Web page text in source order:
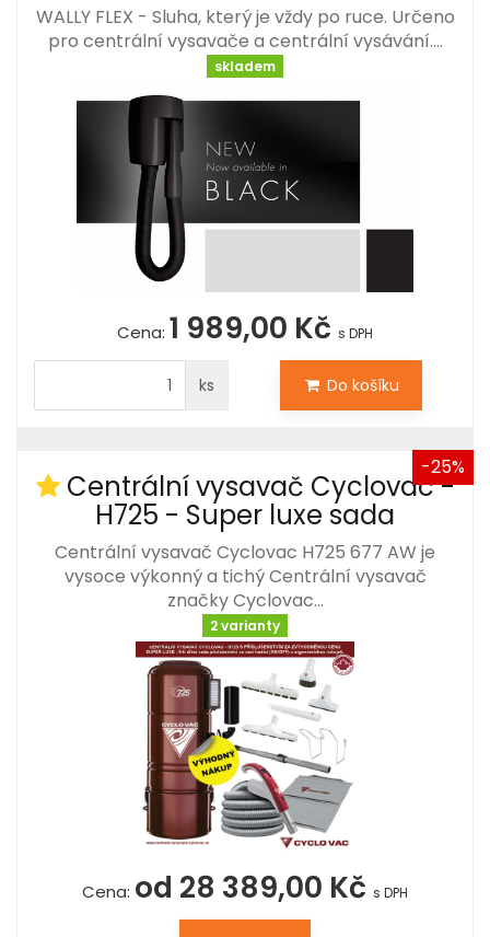
WALLY FLEX - Sluha, který je vždy po ruce. Určeno
pro centrální vysavače a centrální vysávání.…
skladem
Cena: 1 989,00 Kč s DPH
ks Do košíku
-25%
Centrální vysavač Cyclovac -
H725 - Super luxe sada
Centrální vysavač Cyclovac H725 677 AW je
vysoce výkonný a tichý Centrální vysavač
značky Cyclovac…
2 varianty
Cena: od 28 389,00 Kč s DPH